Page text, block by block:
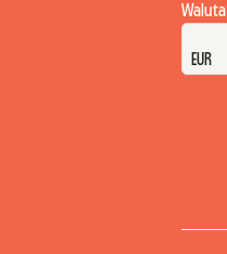
Waluta